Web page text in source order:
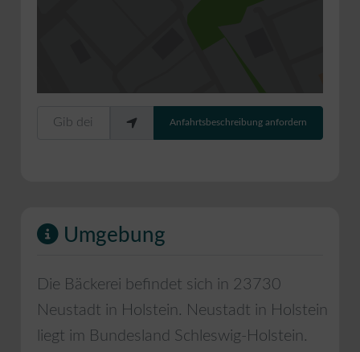
Gib deinen Standort ein.
Anfahrtsbeschreibung anfordern
Umgebung
Die Bäckerei befindet sich in 23730
Neustadt in Holstein . Neustadt in Holstein
liegt im Bundesland Schleswig-Holstein .